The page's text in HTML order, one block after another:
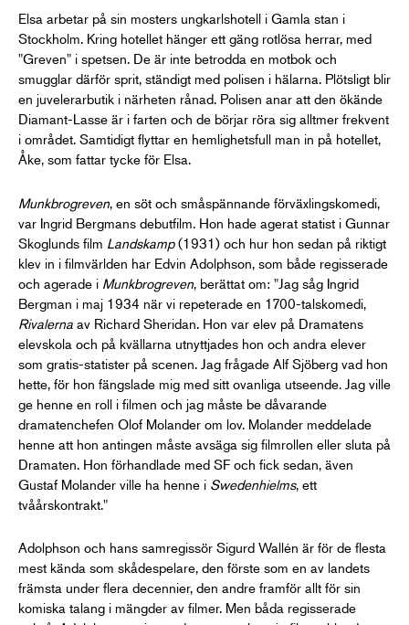
Elsa arbetar på sin mosters ungkarlshotell i Gamla stan i
Stockholm. Kring hotellet hänger ett gäng rotlösa herrar, med
"Greven" i spetsen. De är inte betrodda en motbok och
smugglar därför sprit, ständigt med polisen i hälarna. Plötsligt blir
en juvelerarbutik i närheten rånad. Polisen anar att den ökände
Diamant-Lasse är i farten och de börjar röra sig alltmer frekvent
i området. Samtidigt flyttar en hemlighetsfull man in på hotellet,
Åke, som fattar tycke för Elsa.
Munkbrogreven, en söt och småspännande förväxlingskomedi,
var Ingrid Bergmans debutfilm. Hon hade agerat statist i Gunnar
Skoglunds film Landskamp(1931) och hur hon sedan på riktigt
klev in i filmvärlden har Edvin Adolphson, som både regisserade
och agerade i Munkbrogreven, berättat om: "Jag såg Ingrid
Bergman i maj 1934 när vi repeterade en 1700-talskomedi,
Rivalerna av Richard Sheridan. Hon var elev på Dramatens
elevskola och på kvällarna utnyttjades hon och andra elever
som gratis-statister på scenen. Jag frågade Alf Sjöberg vad hon
hette, för hon fängslade mig med sitt ovanliga utseende. Jag ville
ge henne en roll i filmen och jag måste be dåvarande
dramatenchefen Olof Molander om lov. Molander meddelade
henne att hon antingen måste avsäga sig filmrollen eller sluta på
Dramaten. Hon förhandlade med SF och fick sedan, även
Gustaf Molander ville ha henne i Swedenhielms, ett
tvåårskontrakt."
Adolphson och hans samregissör Sigurd Wallén är för de flesta
mest kända som skådespelare, den förste som en av landets
främsta under flera decennier, den andre framför allt för sin
komiska talang i mängder av filmer. Men båda regisserade